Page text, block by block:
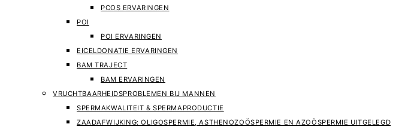
PCOS ERVARINGEN
POI
POI ERVARINGEN
EICELDONATIE ERVARINGEN
BAM TRAJECT
BAM ERVARINGEN
VRUCHTBAARHEIDSPROBLEMEN BIJ MANNEN
SPERMAKWALITEIT & SPERMAPRODUCTIE
ZAADAFWIJKING: OLIGOSPERMIE, ASTHENOZOÖSPERMIE EN AZOÖSPERMIE UITGELEGD